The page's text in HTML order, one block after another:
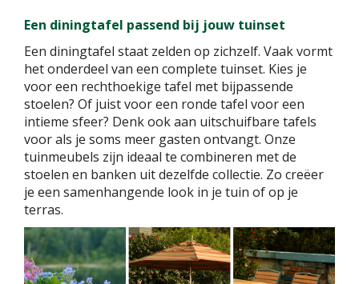
Een diningtafel passend bij jouw tuinset
Een diningtafel staat zelden op zichzelf. Vaak vormt
het onderdeel van een complete tuinset. Kies je
voor een rechthoekige tafel met bijpassende
stoelen? Of juist voor een ronde tafel voor een
intieme sfeer? Denk ook aan uitschuifbare tafels
voor als je soms meer gasten ontvangt. Onze
tuinmeubels zijn ideaal te combineren met de
stoelen en banken uit dezelfde collectie. Zo creëer
je een samenhangende look in je tuin of op je
terras.